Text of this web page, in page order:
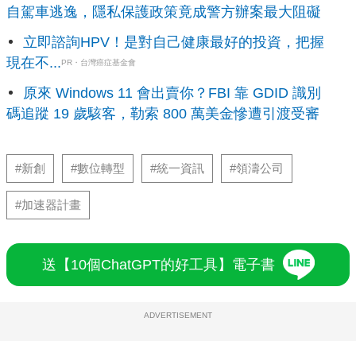
自駕車逃逸，隱私保護政策竟成警方辦案最大阻礙
立即諮詢HPV！是對自己健康最好的投資，把握
現在不...PR・台灣癌症基金會
原來 Windows 11 會出賣你？FBI 靠 GDID 識別
碼追蹤 19 歲駭客，勒索 800 萬美金慘遭引渡受審
#新創 #數位轉型 #統一資訊 #領濤公司
#加速器計畫
送【10個ChatGPT的好工具】電子書
ADVERTISEMENT